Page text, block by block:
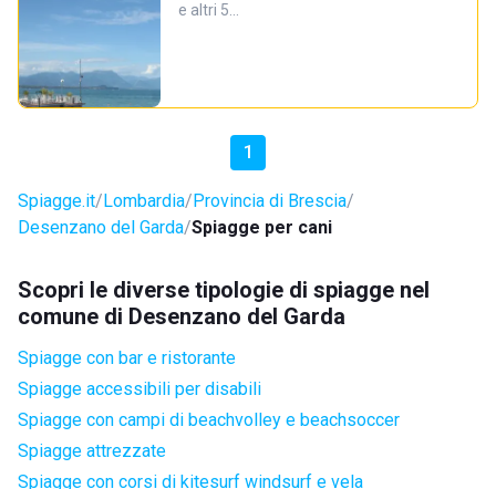
e altri 5…
1
Spiagge.it Lombardia Provincia di Brescia
Desenzano del Garda Spiagge per cani
Scopri le diverse tipologie di spiagge nel
comune di Desenzano del Garda
Spiagge con bar e ristorante
Spiagge accessibili per disabili
Spiagge con campi di beachvolley e beachsoccer
Spiagge attrezzate
Spiagge con corsi di kitesurf windsurf e vela